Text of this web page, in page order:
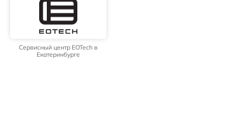
Сервисный центр EOTech в
Екатеринбурге